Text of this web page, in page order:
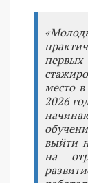
первых
место
2026
выйти
на